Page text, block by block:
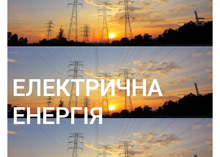
ТОВ «Енергохаб Украiни»
ЕЛЕКТРИЧНА
ЕНЕРГIЯ